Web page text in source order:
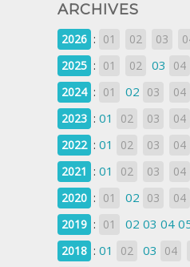
ARCHIVES
2026 : 01 02 03
2025 : 01 02 03 04
2024 : 01 02 03 04
2023 : 01 02 03 04
2022 : 01 02 03 04
2021 : 01 02 03 04
2020 : 01 02 03 04
2019 : 01 02 03 04
2018 : 01 02 03 04